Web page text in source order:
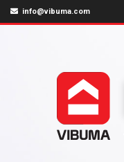
info@vibuma.com